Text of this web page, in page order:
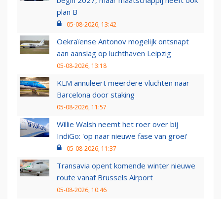
plan B
05-08-2026, 13:42
Oekraïense Antonov mogelijk ontsnapt
aan aanslag op luchthaven Leipzig
05-08-2026, 13:18
KLM annuleert meerdere vluchten naar
Barcelona door staking
05-08-2026, 11:57
Willie Walsh neemt het roer over bij
IndiGo: 'op naar nieuwe fase van groei'
05-08-2026, 11:37
Transavia opent komende winter nieuwe
route vanaf Brussels Airport
05-08-2026, 10:46